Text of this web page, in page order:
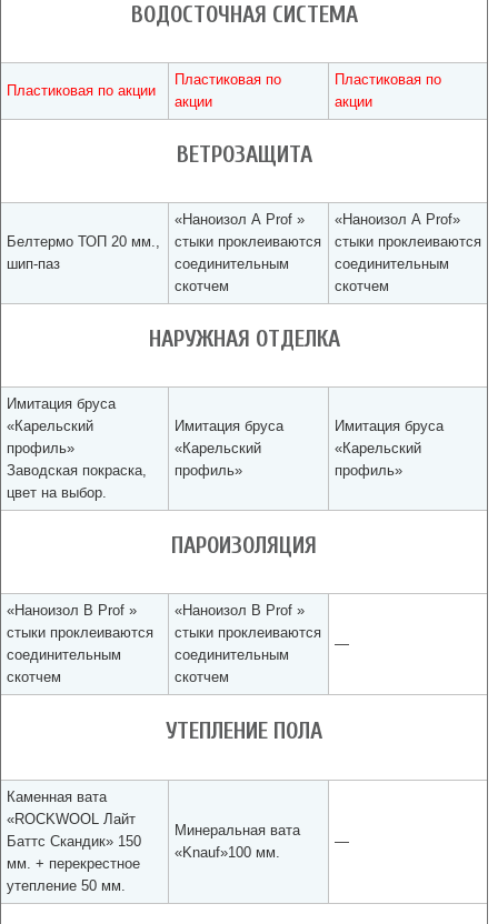
ВОДОСТОЧНАЯ СИСТЕМА
Пластиковая по акции
Пластиковая по
акции
Пластиковая по
акции
ВЕТРОЗАЩИТА
Белтермо ТОП 20 мм.,
шип-паз
«Наноизол А Prof »
стыки проклеиваются
соединительным
скотчем
«Наноизол А Prof»
стыки проклеиваются
соединительным
скотчем
НАРУЖНАЯ ОТДЕЛКА
Имитация бруса
«Карельский
профиль»
Заводская покраска,
цвет на выбор.
Имитация бруса
«Карельский
профиль»
Имитация бруса
«Карельский
профиль»
ПАРОИЗОЛЯЦИЯ
«Наноизол В Prof »
стыки проклеиваются
соединительным
скотчем
«Наноизол В Prof »
стыки проклеиваются
соединительным
скотчем
—
УТЕПЛЕНИЕ ПОЛА
Каменная вата
«ROCKWOOL Лайт
Баттс Скандик» 150
мм. + перекрестное
утепление 50 мм.
Минеральная вата
«Knauf»100 мм.
—